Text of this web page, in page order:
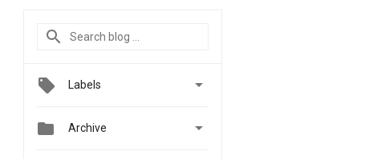
Labels 
 Archive 